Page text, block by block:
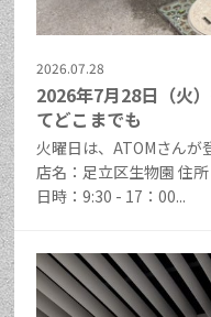
2026.07.28
2026年7月28日（火
てどこまでも
火曜日は、ATOMさんが
店名：足立区生物園 住
日時：9:30 - 17：00...